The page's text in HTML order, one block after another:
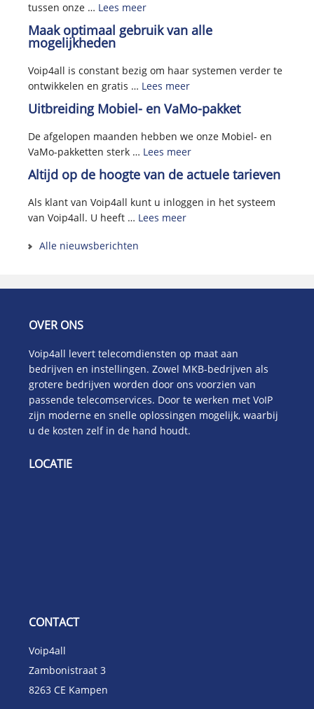
tussen onze … Lees meer
Maak optimaal gebruik van alle
mogelijkheden
Voip4all is constant bezig om haar systemen verder te
ontwikkelen en gratis … Lees meer
Uitbreiding Mobiel- en VaMo-pakket
De afgelopen maanden hebben we onze Mobiel- en
VaMo-pakketten sterk … Lees meer
Altijd op de hoogte van de actuele tarieven
Als klant van Voip4all kunt u inloggen in het systeem
van Voip4all. U heeft … Lees meer
Alle nieuwsberichten
OVER ONS
Voip4all levert telecomdiensten op maat aan
bedrijven en instellingen. Zowel MKB-bedrijven als
grotere bedrijven worden door ons voorzien van
passende telecomservices. Door te werken met VoIP
zijn moderne en snelle oplossingen mogelijk, waarbij
u de kosten zelf in de hand houdt.
LOCATIE
CONTACT
Voip4all
Zambonistraat 3
8263 CE Kampen